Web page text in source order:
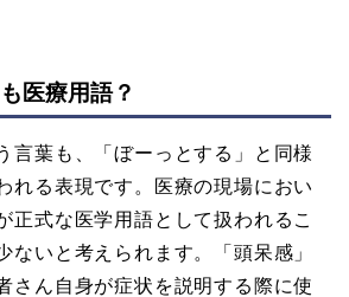
医療用語？
言葉も、「ぼーっとする」と同様
れる表現です。医療の現場におい
正式な医学用語として扱われるこ
ないと考えられます。「頭呆感」
さん自身が症状を説明する際に使